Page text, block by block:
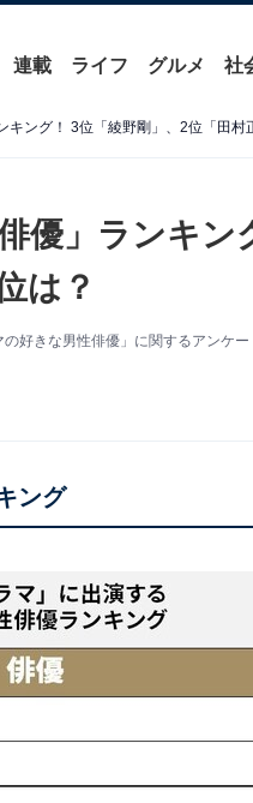
連載 ライフ グルメ 社
キング！ 3位「綾野剛」、2位「田村
優」ランキン
は？
好きな男性俳優」に関するアンケ
ング